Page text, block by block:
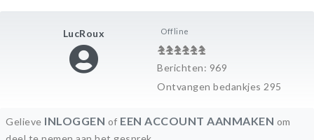
LucRoux Offline
Berichten: 969
Ontvangen bedankjes 295
Gelieve INLOGGEN of EEN ACCOUNT AANMAKEN om